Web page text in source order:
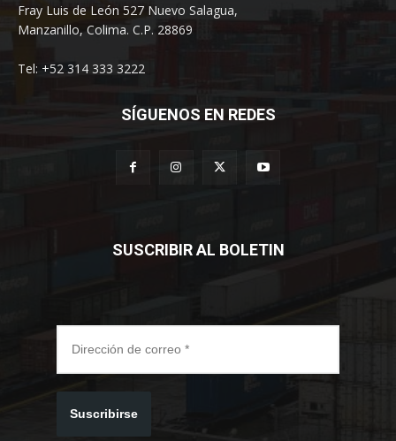
Fray Luis de León 527 Nuevo Salagua,
Manzanillo, Colima. C.P. 28869
Tel: +52 314 333 3222
SÍGUENOS EN REDES
SUSCRIBIR AL BOLETIN
Suscribirse